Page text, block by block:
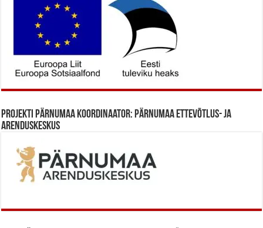
Projekti Pärnumaa koordinaator: Pärnumaa Ettevõtlus- ja
Arenduskeskus